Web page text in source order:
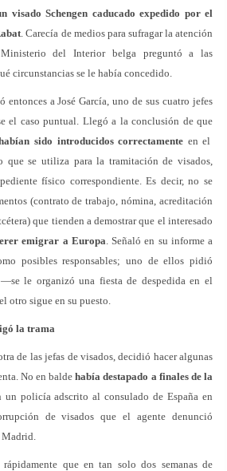
visado Schengen caducado expedido por el
. Carecía de medios para sufragar la atención
del Interior belga preguntó a las
circunstancias se le había concedido.
entonces a José García, uno de sus cuatro jefes
el caso puntual. Llegó a la conclusión de que
sido introducidos correctamente en el
que se utiliza para la tramitación de visados,
físico correspondiente. Es decir, no se
(contrato de trabajo, nómina, acreditación
que tienden a demostrar que el interesado
emigrar a Europa. Señaló en su informe a
posibles responsables; uno de ellos pidió
le organizó una fiesta de despedida en el
otro sigue en su puesto.
la trama
de las jefas de visados, decidió hacer algunas
No en baldehabía destapado a finales de la
policía adscrito al consulado de España en
de visados que el agente denunció
Madrid.
que en tan solo dos semanas de